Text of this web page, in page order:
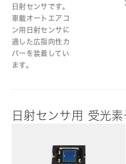
日射センサです。
車載オートエアコ
ン用日射センサに
適した広指向性カ
バーを装着してい
ます。
日射センサ用 受光素